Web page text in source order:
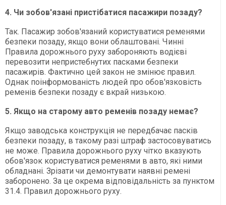
4. Чи зобов'язані пристібатися пасажири позаду?
Так. Пасажир зобов'язаний користуватися ременями
безпеки позаду, якщо вони облаштовані. Чинні
Правила дорожнього руху забороняють водієві
перевозити непристебнутих пасками безпеки
пасажирів. Фактично цей закон не змінює правил.
Однак поінформованість людей про обов'язковість
ременів безпеки позаду є вкрай низькою.
5. Якщо на старому авто ременів позаду немає?
Якщо заводська конструкція не передбачає пасків
безпеки позаду, в такому разі штраф застосовуватись
не може. Правила дорожнього руху чітко вказують
обов'язок користуватися ременями в авто, які ними
обладнані. Зрізати чи демонтувати наявні ремені
заборонено. За це окрема відповідальність за пунктом
31.4. Правил дорожнього руху.